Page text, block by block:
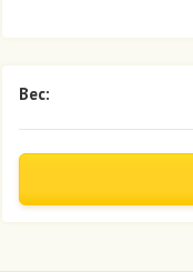
Вес: